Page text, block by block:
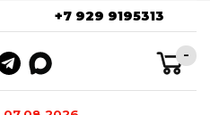
+7 929 9195313
-